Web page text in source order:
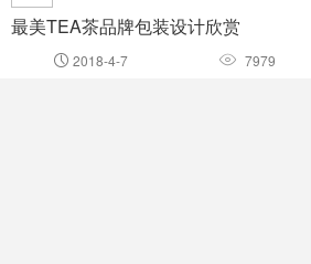
最美TEA茶品牌包装设计欣赏
 2018-4-7  7979